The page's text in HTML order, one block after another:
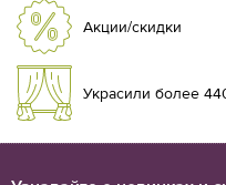
Акции/скидки
Украсили более